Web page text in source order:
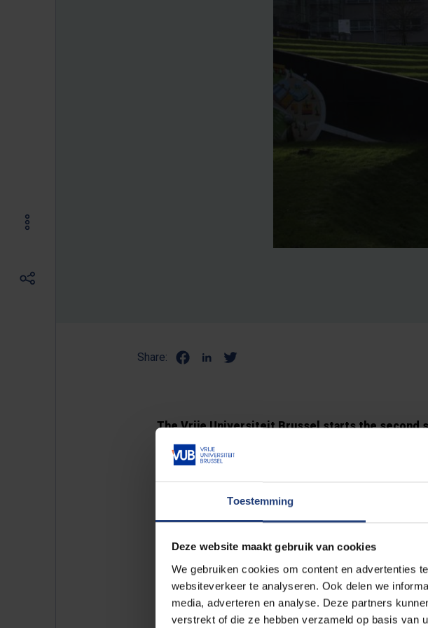
Toestemming
Deze website maakt gebruik van cookies
We gebruiken cookies om content en advertenties
websiteverkeer te analyseren. Ook delen we
media, adverteren en analyse. Deze partners
verstrekt of die ze hebben verzameld op basis van
Share:
The Vrije Universiteit Brussel starts the second
number of activities are possible on the
practicals and tutorials will take place on
first-year students, and for certain crucial
classes may be organised where possible.
These measures apply until relaxation of safety
decisions of the federal, Flemish and Brussels
outcome of the vaccination programmes; and
situation in Brussels and the pressure on the